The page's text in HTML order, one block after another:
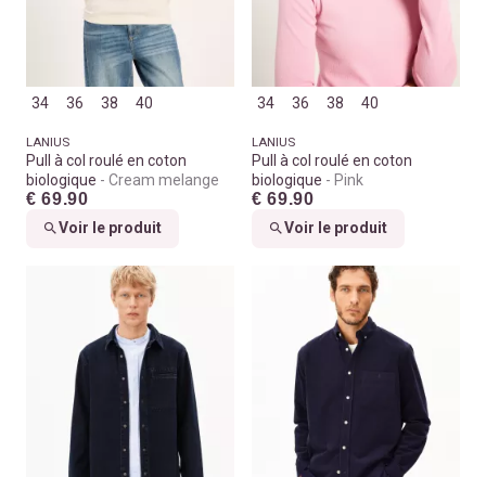
34 36 38 40
LANIUS
Pull à col roulé en coton
biologique
Cream melange
€ 69.90
Voir le produit
34 36 38 40
LANIUS
Pull à col roulé en coton
biologique
Pink
€ 69.90
Voir le produit